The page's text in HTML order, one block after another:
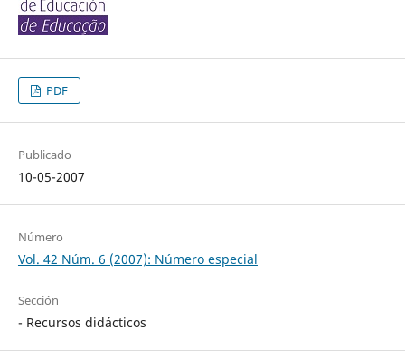
PDF
Publicado
10-05-2007
Número
Vol. 42 Núm. 6 (2007): Número especial
Sección
- Recursos didácticos